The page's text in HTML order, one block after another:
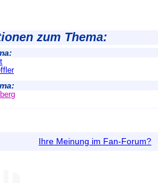
zum Thema:
Ihre Meinung im Fan-Forum?